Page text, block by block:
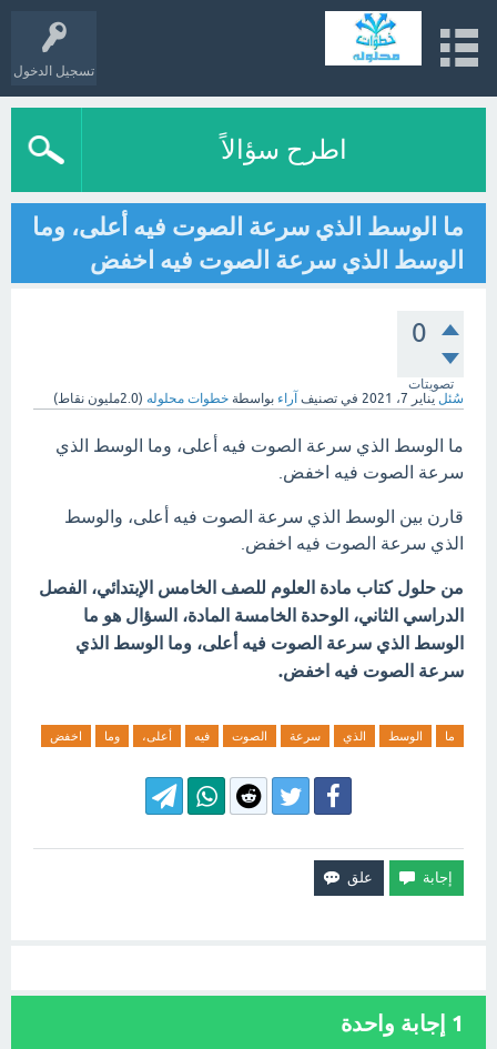
تسجيل الدخول
اطرح سؤالاً
ما الوسط الذي سرعة الصوت فيه أعلى، وما
الوسط الذي سرعة الصوت فيه اخفض
0
تصويتات
سُئل يناير 7، 2021 في تصنيف آراء بواسطة خطوات محلوله (2.0مليون نقاط)
ما الوسط الذي سرعة الصوت فيه أعلى، وما الوسط الذي
سرعة الصوت فيه اخفض.
قارن بين الوسط الذي سرعة الصوت فيه أعلى، والوسط
الذي سرعة الصوت فيه اخفض.
من حلول كتاب مادة العلوم للصف الخامس الإبتدائي، الفصل
الدراسي الثاني، الوحدة الخامسة المادة، السؤال هو ما
الوسط الذي سرعة الصوت فيه أعلى، وما الوسط الذي
سرعة الصوت فيه اخفض.
ما الوسط الذي سرعة الصوت فيه أعلى، وما اخفض
1 إجابة واحدة